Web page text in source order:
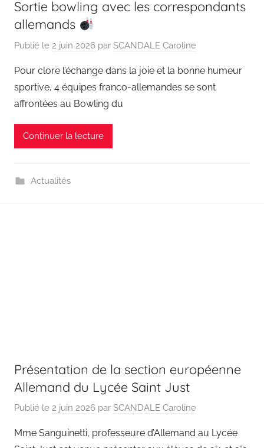
Sortie bowling avec les correspondants
allemands
Publié le 2 juin 2026 par SCANDALE Caroline
Pour clore l’échange dans la joie et la bonne humeur
sportive, 4 équipes franco-allemandes se sont
affrontées au Bowling du
Continuer la lecture
Actualités
Présentation de la section européenne
Allemand du Lycée Saint Just
Publié le 2 juin 2026 par SCANDALE Caroline
Mme Sanguinetti, professeure d’Allemand au Lycée